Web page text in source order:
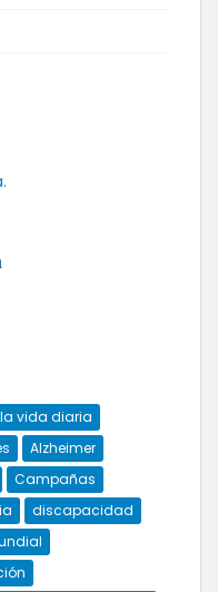
vida diaria
Alzheimer
Campañas
discapacidad